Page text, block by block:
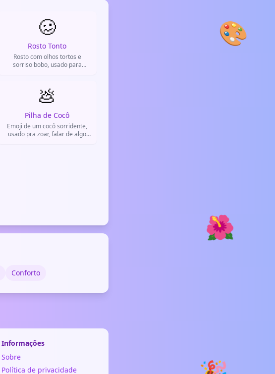
🎨
🌺
🥴
Rosto Tonto
Rosto com olhos tortos e
sorriso bobo, usado para
💩
Pilha de Cocô
Emoji de um cocô sorridente,
usado pra zoar, falar de algo
Conforto
Informações
Sobre
Política de privacidade